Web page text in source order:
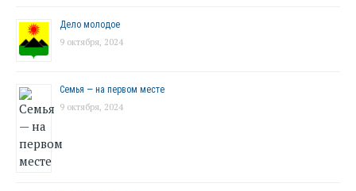
Дело молодое
9 октября, 2024
Семья — на первом месте
9 октября, 2024